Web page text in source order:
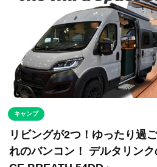
キャンプ
リビングが2つ！ゆったり過
れのバンコン！ デルタリン